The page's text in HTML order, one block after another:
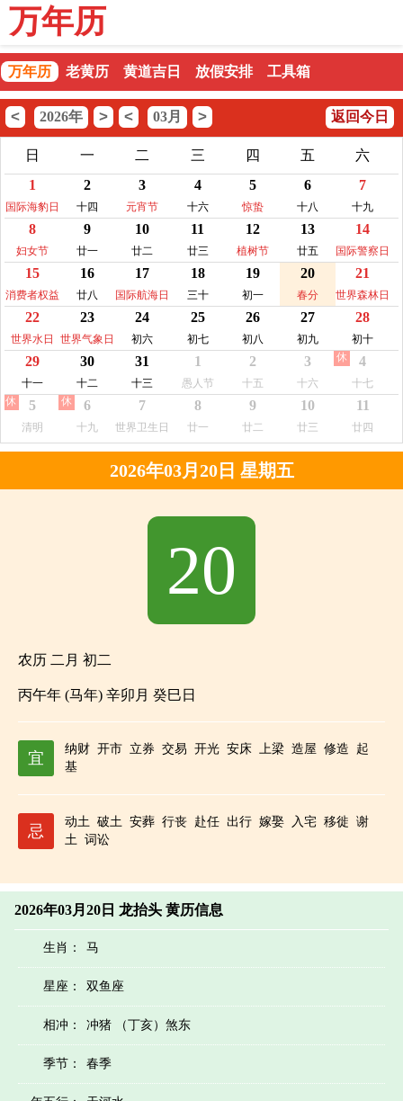
万年历
万年历 老黄历 黄道吉日 放假安排 工具箱
< 2026年 > < 03月 > 返回今日
日 一 二 三 四 五
六
1
国际海豹日
2
十四
3
元宵节
4
十六
5
惊蛰
6
十八
7
十九
8
妇女节
9
廿一
10
廿二
11
廿三
12
植树节
13
廿五
14
国际警察日
15
消费者权益
日
16
廿八
17
国际航海日
18
三十
19
初一
20
春分
21
世界森林日
22
世界水日
23
世界气象日
24
初六
25
初七
26
初八
27
初九
28
初十
29
十一
30
十二
31
十三
1
愚人节
2
十五
3
十六
4
十七
休
5
清明
休 6
十九
休 7
世界卫生日
8
廿一
9
廿二
10
廿三
11
廿四
2026年03月20日 星期五
20
农历 二月 初二
丙午年 (马年) 辛卯月 癸巳日
宜
纳财 开市 立券 交易 开光 安床 上梁 造屋 修造
起
基
忌
动土 破土 安葬 行丧 赴任 出行 嫁娶 入宅 移徙 谢
土 词讼
2026年03月20日 龙抬头 黄历信息
生肖： 马
星座： 双鱼座
相冲： 冲猪 （丁亥）煞东
季节： 春季